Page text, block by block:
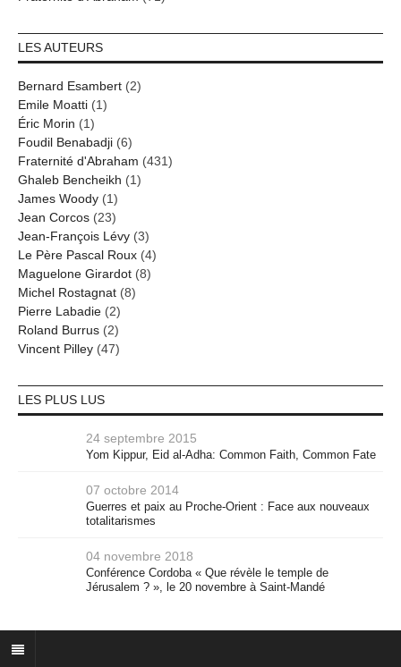
LES AUTEURS
Bernard Esambert (2)
Emile Moatti (1)
Éric Morin (1)
Foudil Benabadji (6)
Fraternité d'Abraham (431)
Ghaleb Bencheikh (1)
James Woody (1)
Jean Corcos (23)
Jean-François Lévy (3)
Le Père Pascal Roux (4)
Maguelone Girardot (8)
Michel Rostagnat (8)
Pierre Labadie (2)
Roland Burrus (2)
Vincent Pilley (47)
LES PLUS LUS
24 septembre 2015
Yom Kippur, Eid al-Adha: Common Faith, Common Fate
07 octobre 2014
Guerres et paix au Proche-Orient : Face aux nouveaux
totalitarismes
04 novembre 2018
Conférence Cordoba « Que révèle le temple de
Jérusalem ? », le 20 novembre à Saint-Mandé